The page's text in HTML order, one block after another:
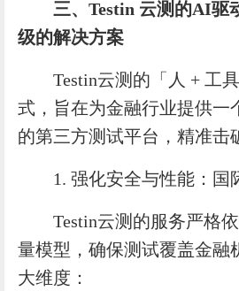
三、 Testin 云测的AI驱
级的解决方案
Testin云测的「人 + 工
式，旨在为金融行业提供一
的第三方测试平台，精准击
1. 强化安全与性能：国
Testin云测的服务严格
量模型，确保测试覆盖金融
大维度：